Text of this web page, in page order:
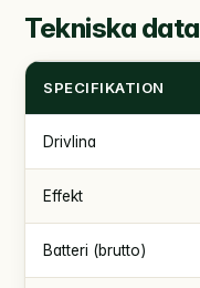
Tekniska data
SPECIFIKATION
Drivlina
Effekt
Batteri (brutto)